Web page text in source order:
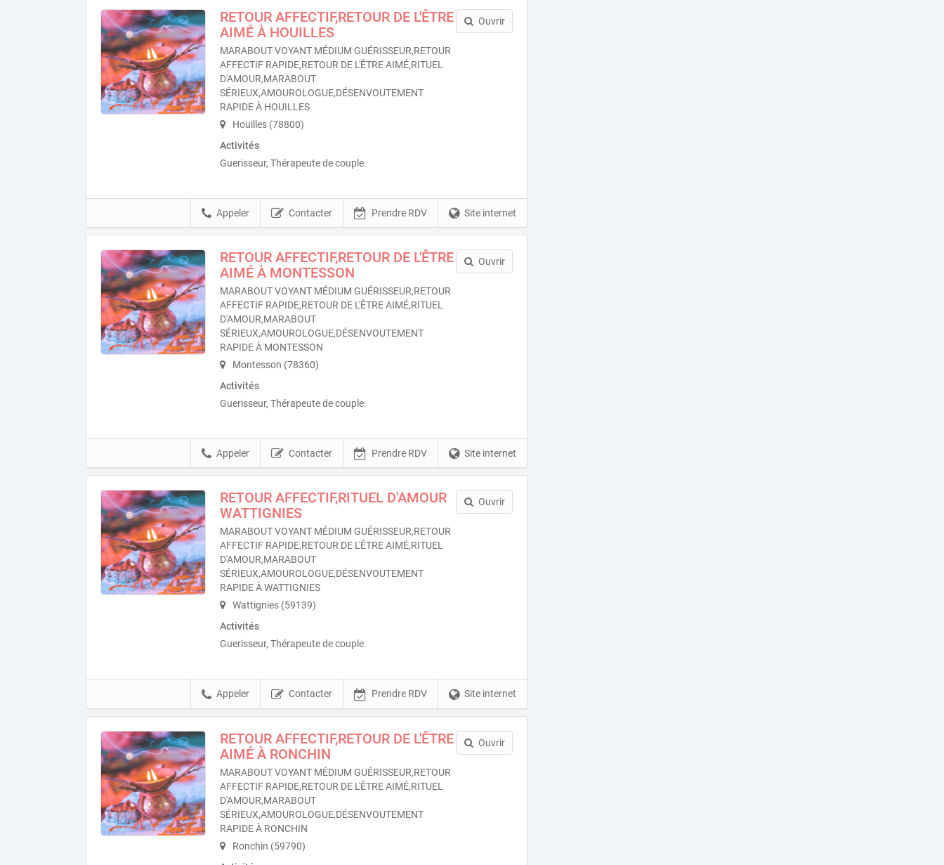
RETOUR AFFECTIF,RETOUR DE L'ÊTRE
AIMÉ À HOUILLES
MARABOUT VOYANT MÉDIUM GUÉRISSEUR,RETOUR
AFFECTIF RAPIDE,RETOUR DE L'ÊTRE AIMÉ,RITUEL
D'AMOUR,MARABOUT
SÉRIEUX,AMOUROLOGUE,DÉSENVOUTEMENT
RAPIDE À HOUILLES
Houilles (78800)
Activités
Guerisseur, Thérapeute de couple.
Ouvrir
Site internet
Prendre RDV
Contacter
Appeler
RETOUR AFFECTIF,RETOUR DE L'ÊTRE
AIMÉ À MONTESSON
MARABOUT VOYANT MÉDIUM GUÉRISSEUR,RETOUR
AFFECTIF RAPIDE,RETOUR DE L'ÊTRE AIMÉ,RITUEL
D'AMOUR,MARABOUT
SÉRIEUX,AMOUROLOGUE,DÉSENVOUTEMENT
RAPIDE À MONTESSON
Montesson (78360)
Activités
Guerisseur, Thérapeute de couple.
Ouvrir
Site internet
Prendre RDV
Contacter
Appeler
RETOUR AFFECTIF,RITUEL D'AMOUR
WATTIGNIES
MARABOUT VOYANT MÉDIUM GUÉRISSEUR,RETOUR
AFFECTIF RAPIDE,RETOUR DE L'ÊTRE AIMÉ,RITUEL
D'AMOUR,MARABOUT
SÉRIEUX,AMOUROLOGUE,DÉSENVOUTEMENT
RAPIDE À WATTIGNIES
Wattignies (59139)
Activités
Guerisseur, Thérapeute de couple.
Ouvrir
Site internet
Prendre RDV
Contacter
Appeler
RETOUR AFFECTIF,RETOUR DE L'ÊTRE
AIMÉ À RONCHIN
MARABOUT VOYANT MÉDIUM GUÉRISSEUR,RETOUR
AFFECTIF RAPIDE,RETOUR DE L'ÊTRE AIMÉ,RITUEL
D'AMOUR,MARABOUT
SÉRIEUX,AMOUROLOGUE,DÉSENVOUTEMENT
RAPIDE À RONCHIN
Ronchin (59790)
Ouvrir